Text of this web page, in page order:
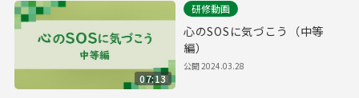
07:13
研修動画
心のSOSに気づこう（中等
編）
公開2024.03.28